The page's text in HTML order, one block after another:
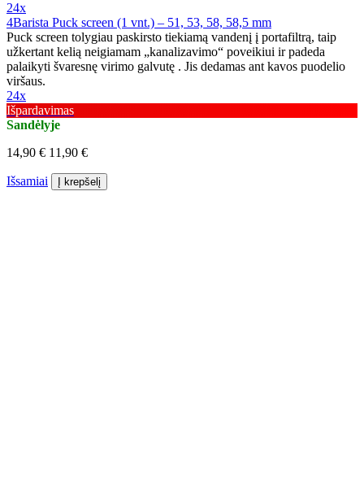
24x
4Barista Puck screen (1 vnt.) – 51, 53, 58, 58,5 mm
Puck screen tolygiau paskirsto tiekiamą vandenį į portafiltrą, taip
užkertant kelią neigiamam „kanalizavimo“ poveikiui ir padeda
palaikyti švaresnę virimo galvutę . Jis dedamas ant kavos puodelio
viršaus.
24x
Išpardavimas
Sandėlyje
14,90 € 11,90 €
Išsamiai Į krepšelį